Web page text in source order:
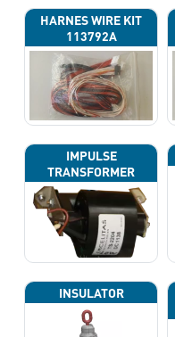
HARNES WIRE KIT
113792A
IMPULSE
TRANSFORMER
INSULATOR